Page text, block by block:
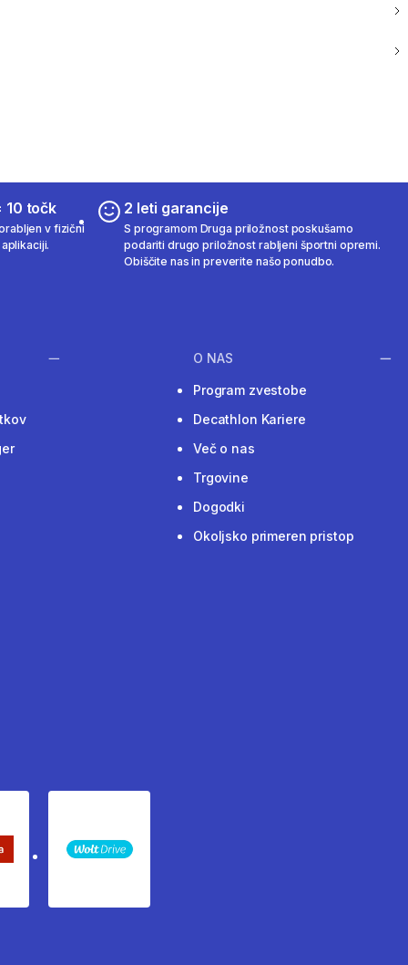
10 točk
v fizični
2 leti garancije
S programom Druga priložnost poskušamo
podariti drugo priložnost rabljeni športni opremi.
Obiščite nas in preverite našo ponudbo.
O NAS
Program zvestobe
Decathlon Kariere
Več o nas
Trgovine
Dogodki
Okoljsko primeren pristop
Sledenje pošiljki
WOLT